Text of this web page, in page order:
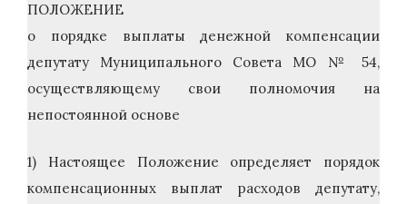
ПОЛОЖЕНИЕ
о порядке выплаты денежной компенсации
депутату Муниципального Совета МО № 54,
осуществляющему свои полномочия на
непостоянной основе
1) Настоящее Положение определяет порядок
компенсационных выплат расходов депутату,